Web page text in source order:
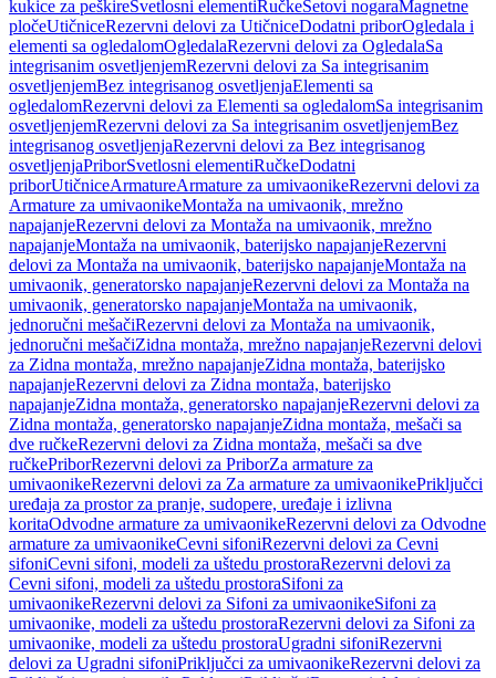
kukice za peškireSvetlosni elementiRučkeSetovi nogaraMagnetne
pločeUtičniceRezervni delovi za UtičniceDodatni priborOgledala i
elementi sa ogledalomOgledalaRezervni delovi za OgledalaSa
integrisanim osvetljenjemRezervni delovi za Sa integrisanim
osvetljenjemBez integrisanog osvetljenjaElementi sa
ogledalomRezervni delovi za Elementi sa ogledalomSa integrisanim
osvetljenjemRezervni delovi za Sa integrisanim osvetljenjemBez
integrisanog osvetljenjaRezervni delovi za Bez integrisanog
osvetljenjaPriborSvetlosni elementiRučkeDodatni
priborUtičniceArmatureArmature za umivaonikeRezervni delovi za
Armature za umivaonikeMontaža na umivaonik, mrežno
napajanjeRezervni delovi za Montaža na umivaonik, mrežno
napajanjeMontaža na umivaonik, baterijsko napajanjeRezervni
delovi za Montaža na umivaonik, baterijsko napajanjeMontaža na
umivaonik, generatorsko napajanjeRezervni delovi za Montaža na
umivaonik, generatorsko napajanjeMontaža na umivaonik,
jednoručni mešačiRezervni delovi za Montaža na umivaonik,
jednoručni mešačiZidna montaža, mrežno napajanjeRezervni delovi
za Zidna montaža, mrežno napajanjeZidna montaža, baterijsko
napajanjeRezervni delovi za Zidna montaža, baterijsko
napajanjeZidna montaža, generatorsko napajanjeRezervni delovi za
Zidna montaža, generatorsko napajanjeZidna montaža, mešači sa
dve ručkeRezervni delovi za Zidna montaža, mešači sa dve
ručkePriborRezervni delovi za PriborZa armature za
umivaonikeRezervni delovi za Za armature za umivaonikePriključci
uređaja za prostor za pranje, sudopere, uređaje i izlivna
koritaOdvodne armature za umivaonikeRezervni delovi za Odvodne
armature za umivaonikeCevni sifoniRezervni delovi za Cevni
sifoniCevni sifoni, modeli za uštedu prostoraRezervni delovi za
Cevni sifoni, modeli za uštedu prostoraSifoni za
umivaonikeRezervni delovi za Sifoni za umivaonikeSifoni za
umivaonike, modeli za uštedu prostoraRezervni delovi za Sifoni za
umivaonike, modeli za uštedu prostoraUgradni sifoniRezervni
delovi za Ugradni sifoniPriključci za umivaonikeRezervni delovi za